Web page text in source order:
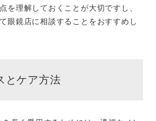
を理解しておくことが大切ですし、
眼鏡店に相談することをおすすめし
とケア方法